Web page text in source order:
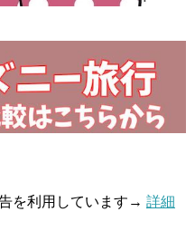
を利用しています→ 詳細